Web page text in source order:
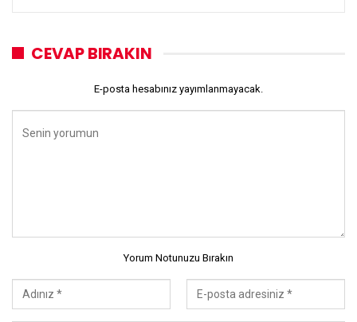
CEVAP BIRAKIN
E-posta hesabınız yayımlanmayacak.
Yorum Notunuzu Bırakın